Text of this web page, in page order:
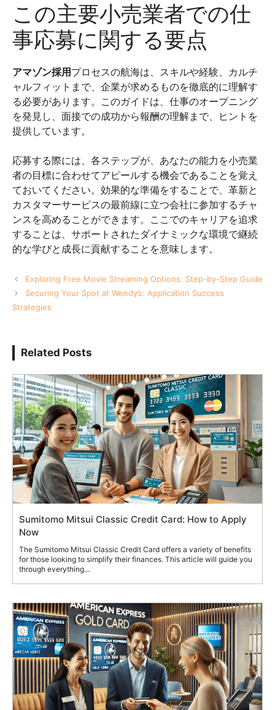
この主要小売業者での仕
事応募に関する要点
アマゾン採用 プロセスの航海は、スキルや経験、カルチ
ャルフィットまで、企業が求めるものを徹底的に理解す
る必要があります。このガイドは、仕事のオープニング
を発見し、面接での成功から報酬の理解まで、ヒントを
提供しています。
応募する際には、各ステップが、あなたの能力を小売業
者の目標に合わせてアピールする機会であることを覚え
ておいてください。効果的な準備をすることで、革新と
カスタマーサービスの最前線に立つ会社に参加するチャ
ンスを高めることができます。ここでのキャリアを追求
することは、サポートされたダイナミックな環境で継続
的な学びと成長に貢献することを意味します。
Exploring Free Movie Streaming Options: Step-by-Step Guide
Securing Your Spot at Wendy’s: Application Success
Strategies
Related Posts
Sumitomo Mitsui Classic Credit Card: How to Apply
Now
The Sumitomo Mitsui Classic Credit Card offers a variety of benefits
for those looking to simplify their finances. This article will guide you
through everything...